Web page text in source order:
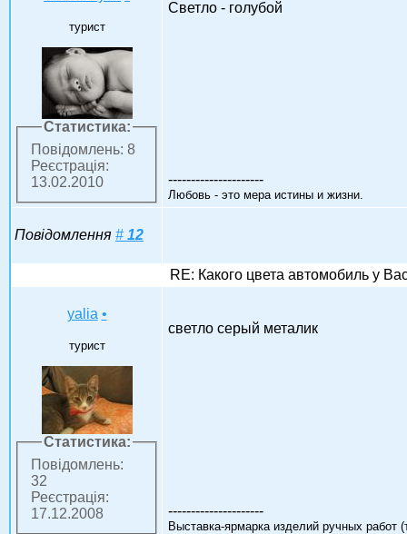
турист
Статистика:
Повідомлень: 8
Реєстрація:
13.02.2010
Светло - голубой
---------------------
Любовь - это мера истины и жизни.
Повідомлення # 12
RE: Какого цвета автомобиль у
yalia •
турист
Статистика:
Повідомлень:
32
Реєстрація:
17.12.2008
светло серый металик
---------------------
Выставка-ярмарка изделий ручных работ